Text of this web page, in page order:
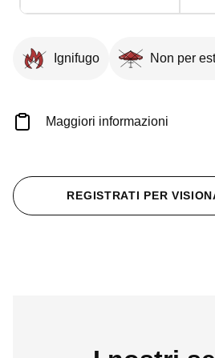
Ignifugo Non per
Maggiori informazioni
REGISTRATI PER